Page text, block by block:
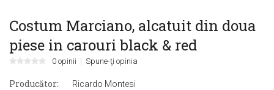
Costum Marciano, alcatuit din doua
piese in carouri black & red
0 opinii Spune-ţi opinia
Producător: Ricardo Montesi